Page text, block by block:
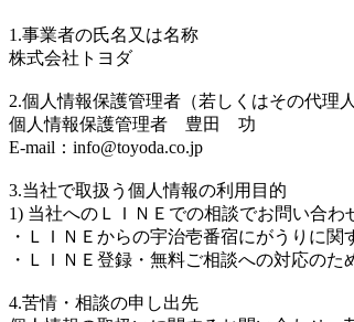
1.事業者の氏名又は名称
株式会社トヨダ
2.個人情報保護管理者（若しくはその代理
個人情報保護管理者 豊田 功
E-mail：info@toyoda.co.jp
3.当社で取扱う個人情報の利用目的
1) 当社へのＬＩＮＥでの相談でお問い合わ
・ＬＩＮＥからの宇治壱番宿にがうりに
・ＬＩＮＥ登録・無料ご相談への対応のた
4.苦情・相談の申し出先